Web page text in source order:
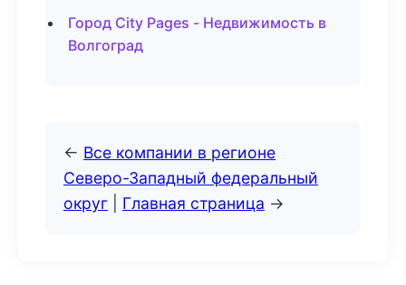
Город City Pages - Недвижимость в
Волгоград
← Все компании в регионе
Северо-Западный федеральный
округ
Главная страница →